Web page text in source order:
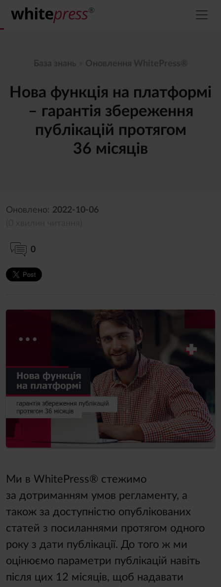
База знань Оновлення WhitePress®
Нова функція на платформі
– гарантія збереження
публікацій протягом
36 місяців
Оновлено: 2022-10-06
0
Ми в WhitePress® стежимо
за дотриманням умов регламенту, а
також за доступністю опублікованих
статей з посиланнями протягом одного
року з дати публікації. До того ж ми
оцінюємо параметри публікацій навіть
після цих 12 місяців, щоб надавати